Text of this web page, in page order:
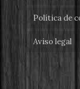
Política de
Aviso legal